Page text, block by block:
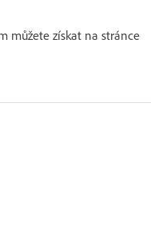
můžete získat na stránce